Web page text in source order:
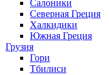
Салоники
Северная Греция
Халкидики
Южная Греция
Грузия
Гори
Тбилиси